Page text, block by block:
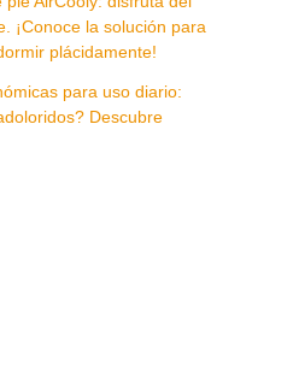
¡Conoce la solución para
plácidamente!
para uso diario:
Descubre